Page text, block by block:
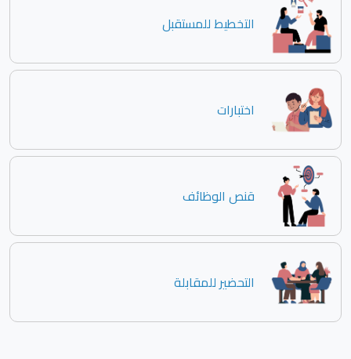
التخطيط للمستقبل
اختبارات
قنص الوظائف
التحضير للمقابلة